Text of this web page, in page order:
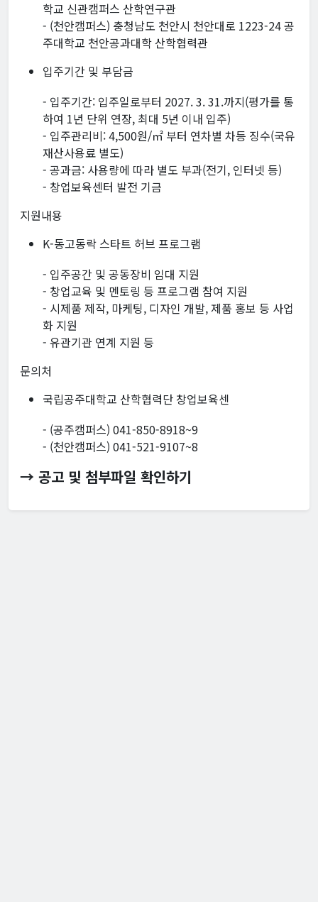
학교 신관캠퍼스 산학연구관
- (천안캠퍼스) 충청남도 천안시 천안대로 1223-24 공
주대학교 천안공과대학 산학협력관
입주기간 및 부담금
- 입주기간: 입주일로부터 2027. 3. 31.까지(평가를 통
하여 1년 단위 연장, 최대 5년 이내 입주)
- 입주관리비: 4,500원/㎡ 부터 연차별 차등 징수(국유
재산사용료 별도)
- 공과금: 사용량에 따라 별도 부과(전기, 인터넷 등)
- 창업보육센터 발전 기금
지원내용
K-동고동락 스타트 허브 프로그램
- 입주공간 및 공동장비 임대 지원
- 창업교육 및 멘토링 등 프로그램 참여 지원
- 시제품 제작, 마케팅, 디자인 개발, 제품 홍보 등 사업
화 지원
- 유관기관 연계 지원 등
문의처
국립공주대학교 산학협력단 창업보육센
- (공주캠퍼스) 041-850-8918~9
- (천안캠퍼스) 041-521-9107~8
→ 공고 및 첨부파일 확인하기